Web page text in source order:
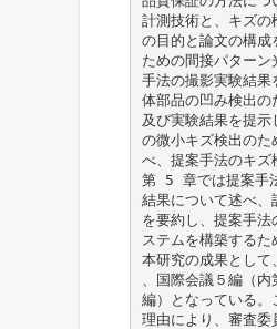
計測技術と、キズの
の目的と論文の構
ための間接パター
手法の撮影実験結
体部品の凹み検出の
及び実験結果を提
の微小キズ検出のた
べ、提案手法のキズ
第 5 章では提案手
結果について述べ
を要約し、提案手
ステムを構築するた
本研究の成果として
、国際会議５編（内
編）となっている。
理由により、審査委